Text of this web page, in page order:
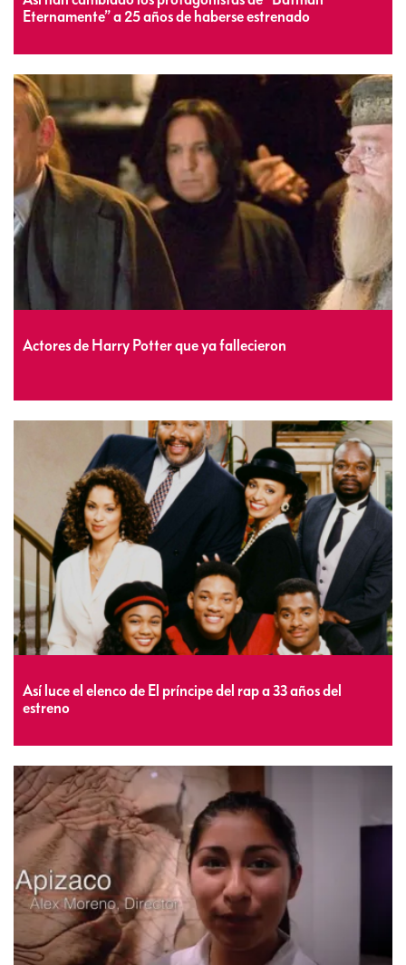
Eternamente” a 25 años de haberse estrenado
Actores de Harry Potter que ya fallecieron
Así luce el elenco de El príncipe del rap a 33 años del
estreno